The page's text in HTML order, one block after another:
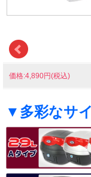
価格:4,890円(税込)
▼多彩なサ